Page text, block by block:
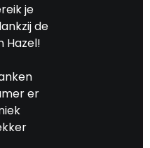
je
de
Hazel!
er